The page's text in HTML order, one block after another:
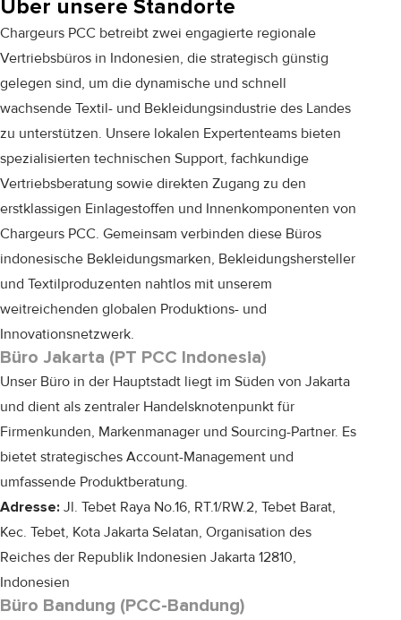
Über unsere Standorte
Chargeurs PCC betreibt zwei engagierte regionale
Vertriebsbüros in Indonesien, die strategisch günstig
gelegen sind, um die dynamische und schnell
wachsende Textil- und Bekleidungsindustrie des Landes
zu unterstützen. Unsere lokalen Expertenteams bieten
spezialisierten technischen Support, fachkundige
Vertriebsberatung sowie direkten Zugang zu den
erstklassigen Einlagestoffen und Innenkomponenten von
Chargeurs PCC. Gemeinsam verbinden diese Büros
indonesische Bekleidungsmarken, Bekleidungshersteller
und Textilproduzenten nahtlos mit unserem
weitreichenden globalen Produktions- und
Innovationsnetzwerk.
Büro Jakarta (PT PCC Indonesia)
Unser Büro in der Hauptstadt liegt im Süden von Jakarta
und dient als zentraler Handelsknotenpunkt für
Firmenkunden, Markenmanager und Sourcing-Partner. Es
bietet strategisches Account-Management und
umfassende Produktberatung.
Adresse: Jl. Tebet Raya No.16, RT.1/RW.2, Tebet Barat,
Kec. Tebet, Kota Jakarta Selatan, Organisation des
Reiches der Republik Indonesien Jakarta 12810,
Indonesien
Büro Bandung (PCC-Bandung)